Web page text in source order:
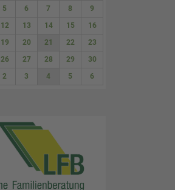
29 30 31 1
2
5 6 7 8
9
12 13 14 15
16
19 20 21 22
23
26 27 28 29
30